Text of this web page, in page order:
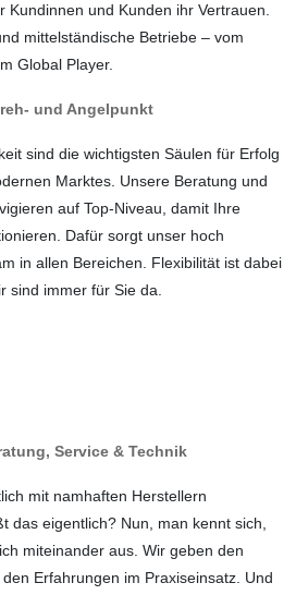
und Kunden ihr Vertrauen.
mittelständische Betriebe – vom
Global Player.
und Angelpunkt
sind die wichtigsten Säulen für Erfolg
Marktes. Unsere Beratung und
auf Top-Niveau, damit Ihre
Dafür sorgt unser hoch
in allen Bereichen. Flexibilität ist dabei
sind immer für Sie da.
Service & Technik
mit namhaften Herstellern
das eigentlich? Nun, man kennt sich,
miteinander aus. Wir geben den
Erfahrungen im Praxiseinsatz. Und